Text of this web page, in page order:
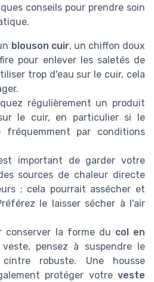
conseils pour prendre soin
blouson cuir, un chiffon doux
pour enlever les saletés de
trop d'eau sur le cuir, cela
régulièrement un produit
le cuir, en particulier si le
fréquemment par conditions
important de garder votre
sources de chaleur directe
; cela pourrait assécher et
le laisser sécher à l'air
conserver la forme du col en
pensez à suspendre le
robuste. Une housse
protéger votre veste